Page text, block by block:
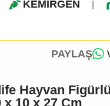
KEMİRGEN
PAYLAŞ
Hayvan
x 10 x 27 Cm